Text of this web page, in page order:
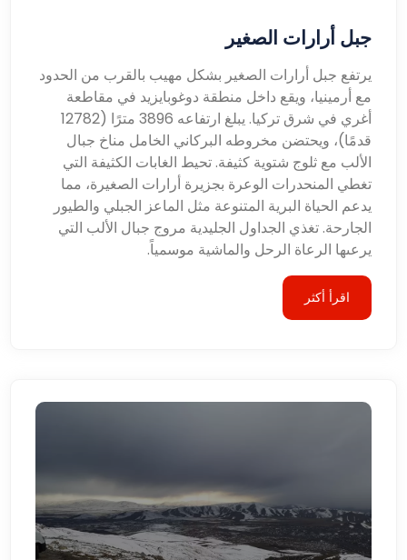
جبل أرارات الصغير
يرتفع جبل أرارات الصغير بشكل مهيب بالقرب من الحدود
مع أرمينيا، ويقع داخل منطقة دوغوبايزيد في مقاطعة
أغري في شرق تركيا. يبلغ ارتفاعه 3896 مترًا (12782
قدمًا)، ويحتضن مخروطه البركاني الخامل مناخ جبال
الألب مع ثلوج شتوية كثيفة. تحيط الغابات الكثيفة التي
تغطي المنحدرات الوعرة بجزيرة أرارات الصغيرة، مما
يدعم الحياة البرية المتنوعة مثل الماعز الجبلي والطيور
الجارحة. تغذي الجداول الجليدية مروج جبال الألب التي
يرعىها الرعاة الرحل والماشية موسمياً.
اقرأ أكثر